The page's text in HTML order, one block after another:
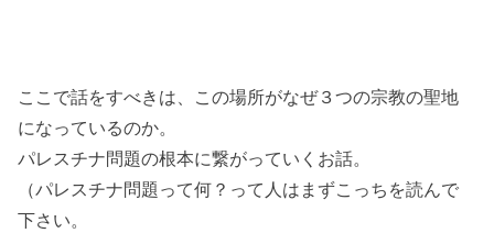
ここで話をすべきは、この場所がなぜ３つの宗教の聖地
になっているのか。
パレスチナ問題の根本に繋がっていくお話。
（パレスチナ問題って何？って人はまずこっちを読んで
下さい。